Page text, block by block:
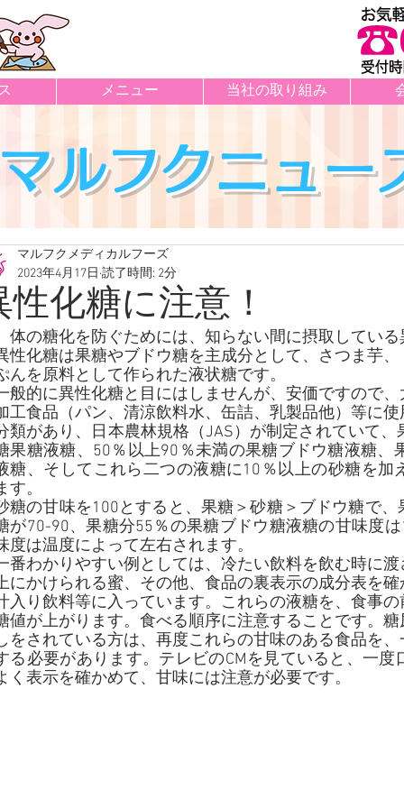
メニュー 当社の取り組み
性化糖に注意！
マルフクメディカルフーズ
2023年4月17日 読了時間: 2分
の糖化を防ぐためには、知らない間に摂取している
性化糖は果糖やブドウ糖を主成分として、さつま芋
んを原料として作られた液状糖です。
般的に異性化糖と目にはしませんが、安価ですので
工食品（パン、清涼飲料水、缶詰、乳製品他）等に
類があり、日本農林規格（JAS）が制定されていて
果糖液糖、50％以上90％未満の果糖ブドウ糖液糖、
糖、そしてこれら二つの液糖に10％以上の砂糖を加
す。
糖の甘味を100とすると、果糖＞砂糖＞ブドウ糖で
が70-90、果糖分55％の果糖ブドウ糖液糖の甘味度
度は温度によって左右されます。
番わかりやすい例としては、冷たい飲料を飲む時に
にかけられる蜜、その他、食品の裏表示の成分表を
入り飲料等に入っています。これらの液糖を、食事
値が上がります。食べる順序に注意することです。
をされている方は、再度これらの甘味のある食品を
る必要があります。テレビのCMを見ていると、一度
く表示を確かめて、甘味には注意が必要です。
ルフクニュー
記事